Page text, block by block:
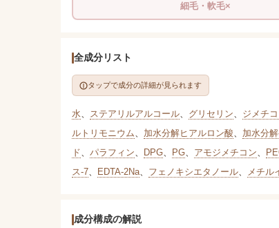
細毛・軟毛×
全成分リスト
タップで成分の詳細が見られます
水、 ステアリルアルコール、 グリセリン、 ジメチ
ルトリモニウム、 加水分解ヒアルロン酸、 加水分
ド、 パラフィン、 DPG、 PG、 アモジメチコン、
ス-7、 EDTA-2Na、 フェノキシエタノール、 メチル
成分構成の解説